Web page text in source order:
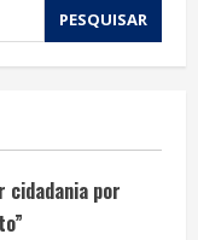
cidadania por